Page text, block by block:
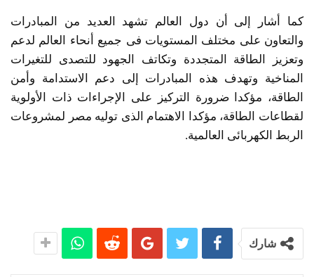
كما أشار إلى أن دول العالم تشهد العديد من المبادرات
والتعاون على مختلف المستويات فى جميع أنحاء العالم لدعم
وتعزيز الطاقة المتجددة وتكاتف الجهود للتصدى للتغيرات
المناخية وتهدف هذه المبادرات إلى دعم الاستدامة وأمن
الطاقة، مؤكدا ضرورة التركيز على الإجراءات ذات الأولوية
لقطاعات الطاقة، مؤكدا الاهتمام الذى توليه مصر لمشروعات
الربط الكهربائى العالمية.
شارك